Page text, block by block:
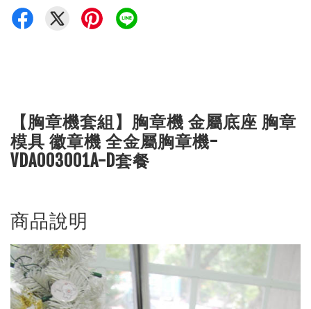
【胸章機套組】胸章機 金屬底座 胸章
模具 徽章機 全金屬胸章機-
VDA003001A-D套餐
商品說明